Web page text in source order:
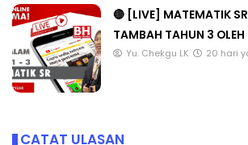
🔴 [LIVE] MATEMATIK
TAMBAH TAHUN 3 OLEH
Yu. Chekgu LK 20 hari
CATAT ULASAN